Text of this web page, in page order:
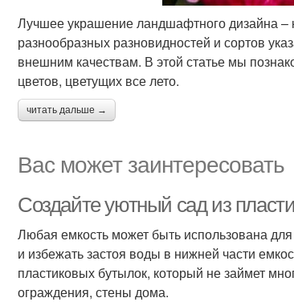
Лучшее украшение ландшафтного дизайна –
разнообразных разновидностей и сортов
внешним качествам. В этой статье мы
цветов, цветущих все лето.
читать дальше →
Вас может заинтересовать
Создайте уютный сад из
Любая емкость может быть использована
и избежать застоя воды в нижней части
пластиковых бутылок, который не займет
ограждения, стены дома.